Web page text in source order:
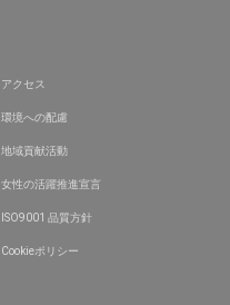
アクセス
環境への配慮
地域貢献活動
女性の活躍推進宣言
ISO9001 品質方針
Cookieポリシー